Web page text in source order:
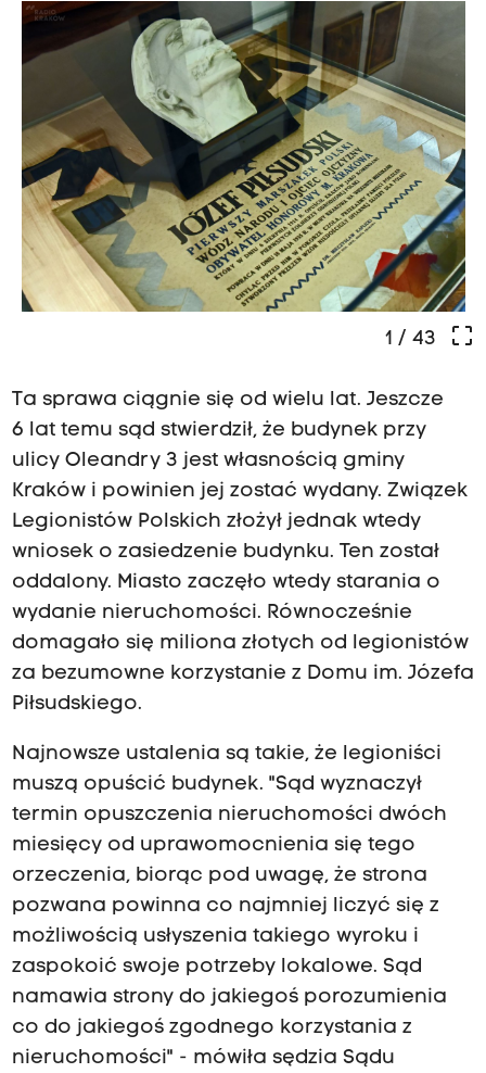
crop_free
1 / 43
Ta sprawa ciągnie się od wielu lat. Jeszcze
6 lat temu sąd stwierdził, że budynek przy
ulicy Oleandry 3 jest własnością gminy
Kraków i powinien jej zostać wydany. Związek
Legionistów Polskich złożył jednak wtedy
wniosek o zasiedzenie budynku. Ten został
oddalony. Miasto zaczęło wtedy starania o
wydanie nieruchomości. Równocześnie
domagało się miliona złotych od legionistów
za bezumowne korzystanie z Domu im. Józefa
Piłsudskiego.
Najnowsze ustalenia są takie, że legioniści
muszą opuścić budynek. "Sąd wyznaczył
termin opuszczenia nieruchomości dwóch
miesięcy od uprawomocnienia się tego
orzeczenia, biorąc pod uwagę, że strona
pozwana powinna co najmniej liczyć się z
możliwością usłyszenia takiego wyroku i
zaspokoić swoje potrzeby lokalowe. Sąd
namawia strony do jakiegoś porozumienia
co do jakiegoś zgodnego korzystania z
nieruchomości" - mówiła sędzia Sądu